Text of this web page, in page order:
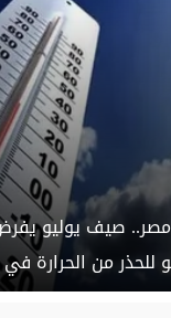
صيف يوليو
للحذر من الحرارة